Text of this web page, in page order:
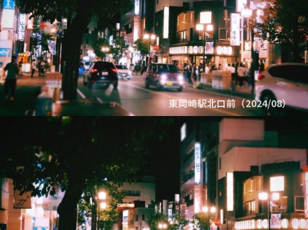
東岡崎駅北口前（2024/08）